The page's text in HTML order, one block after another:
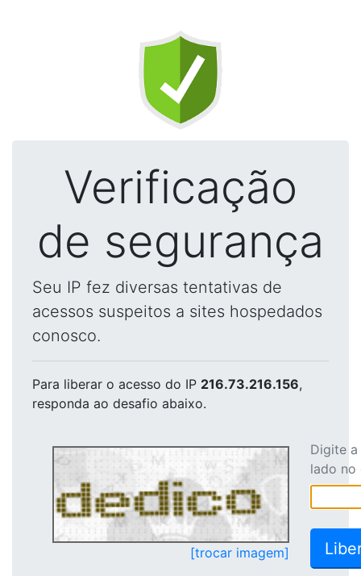
Verificação
de segurança
Seu IP fez diversas tentativas de
acessos suspeitos a sites hospedados
conosco.
Para liberar o acesso do IP 216.73.216.156,
responda ao desafio abaixo.
[trocar imagem]
Digite
lado no